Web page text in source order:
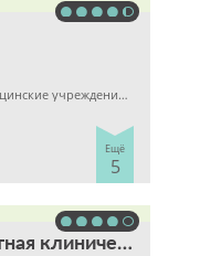
Детская клиника, Прочие медицинские учреждения, Гинекология
Ещё
5
Челябинская областная клиническая больница